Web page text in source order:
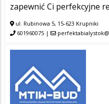
zapewnić Ci perfekcyjne
ul. Rubinowa 5, 15-623 Krupniki
601960075 |